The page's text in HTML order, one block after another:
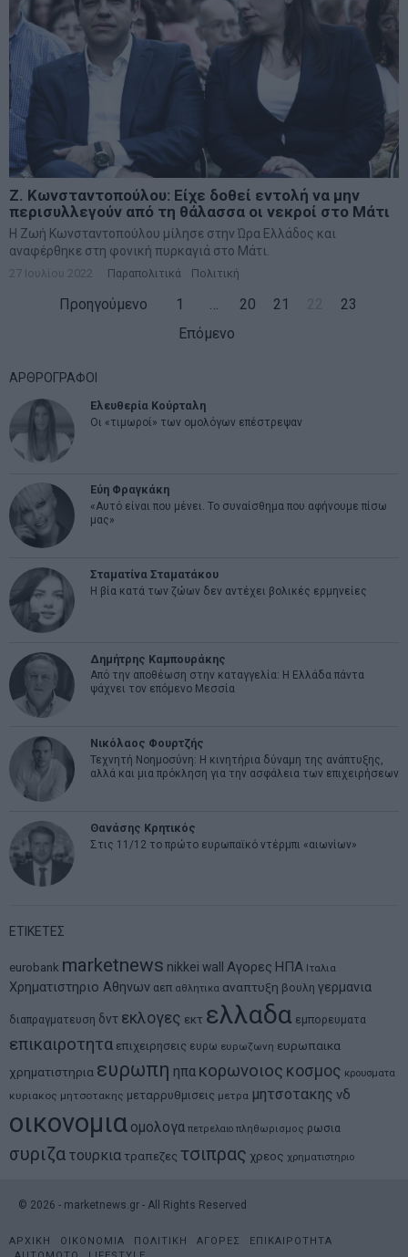
Ζ. Κωνσταντοπούλου: Είχε δοθεί εντολή να μην
περισυλλεγούν από τη θάλασσα οι νεκροί στο Μάτι
Η Ζωή Κωνσταντοπούλου μίλησε στην Ώρα Ελλάδος και
αναφέρθηκε στη φονική πυρκαγιά στο Μάτι.
27 Ιουλίου 2022 Παραπολιτικά Πολιτική
Προηγούμενο 1 … 20 21
23
Επόμενο
ΑΡΘΡΟΓΡΑΦΟΙ
Ελευθερία Κούρταλη
Οι «τιμωροί» των ομολόγων επέστρεψαν
Εύη Φραγκάκη
«Αυτό είναι που μένει. Το συναίσθημα που αφήνουμε πίσω
μας»
Σταματίνα Σταματάκου
Η βία κατά των ζώων δεν αντέχει βολικές ερμηνείες
Δημήτρης Καμπουράκης
Από την αποθέωση στην καταγγελία: Η Ελλάδα πάντα
ψάχνει τον επόμενο Μεσσία
Νικόλαος Φουρτζής
Τεχνητή Νοημοσύνη: Η κινητήρια δύναμη της ανάπτυξης,
αλλά και μια πρόκληση για την ασφάλεια των επιχειρήσεων
Θανάσης Κρητικός
Στις 11/12 το πρώτο ευρωπαϊκό ντέρμπι «αιωνίων»
ΕΤΙΚΕΤΕΣ
eurobank marketnews nikkei wall Αγορες ΗΠΑ Ιταλια
Χρηματιστηριο Αθηνων αεπ αθλητικα αναπτυξη βουλη γερμανια
διαπραγματευση δντ εκλογες εκτ ελλαδα εμπορευματα
επικαιροτητα επιχειρησεις ευρω ευρωζωνη ευρωπαικα
χρηματιστηρια ευρωπη ηπα κορωνοιος κοσμος κρουσματα
κυριακος μητσοτακης μεταρρυθμισεις μετρα μητσοτακης νδ
οικονομια ομολογα πετρελαιο πληθωρισμος ρωσια
συριζα τουρκια τραπεζες τσιπρας χρεος χρηματιστηριο
© 2026 - marketnews.gr - All Rights Reserved
ΑΡΧΙΚΗ ΟΙΚΟΝΟΜΙΑ ΠΟΛΙΤΙΚΗ ΑΓΟΡΕΣ
ΕΠΙΚΑΙΡΟΤΗΤΑ